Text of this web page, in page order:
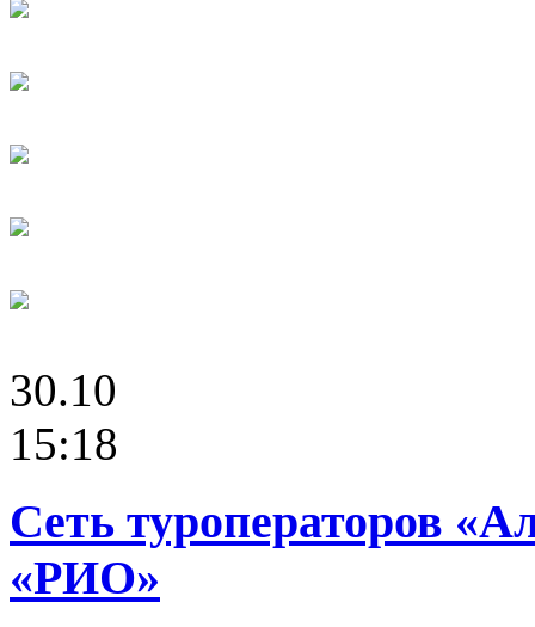
30.10
15:18
Сеть туроператоров
«РИО»